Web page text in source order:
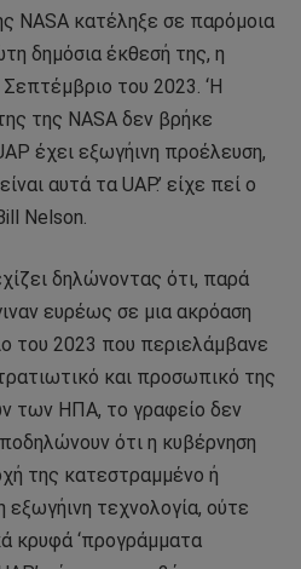
NASA κατέληξε σε παρόμοια
δημόσια έκθεσή της, η
του 2023. ‘Η
της NASA δεν βρήκε
έχει εξωγήινη προέλευση,
αυτά τα UAP.’ είχε πεί ο
Nelson.
δηλώνοντας ότι, παρά
ευρέως σε μια ακρόαση
του 2023 που περιελάμβανε
και προσωπικό της
των ΗΠΑ, το γραφείο δεν
ότι η κυβέρνηση
της κατεστραμμένο ή
τεχνολογία, ούτε
κρυφά ‘προγράμματα